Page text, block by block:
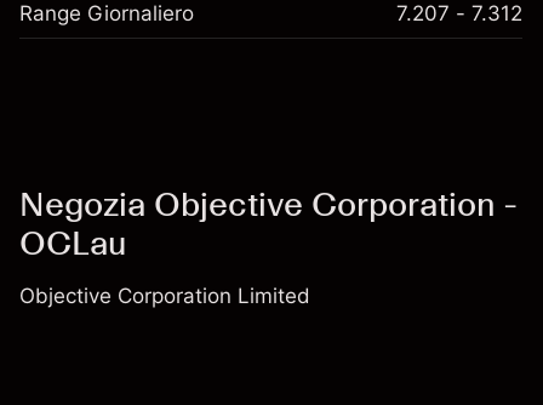
Range Giornaliero 7.207 - 7.312
Negozia Objective Corporation -
OCLau
Objective Corporation Limited